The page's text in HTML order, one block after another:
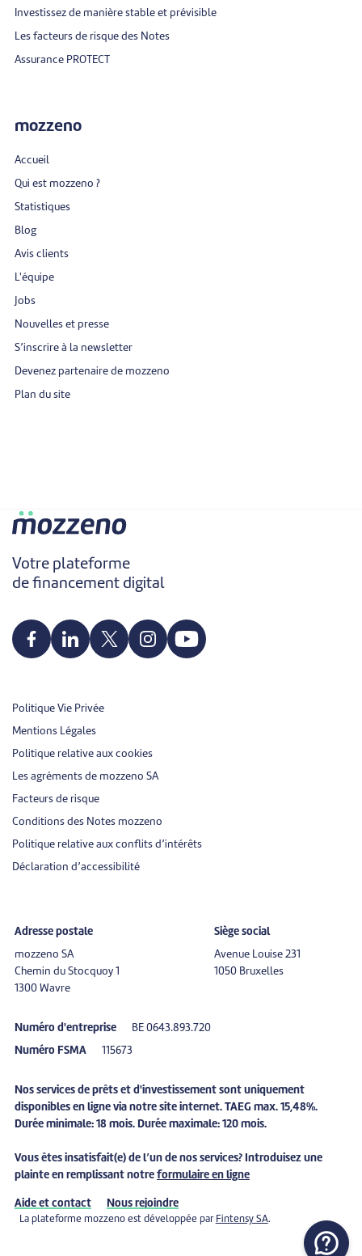
Investissez de manière stable et prévisible
Les facteurs de risque des Notes
Assurance PROTECT
mozzeno
Accueil
Qui est mozzeno ?
Statistiques
Blog
Avis clients
L'équipe
Jobs
Nouvelles et presse
S’inscrire à la newsletter
Devenez partenaire de mozzeno
Plan du site
Votre plateforme
de financement digital
Politique Vie Privée
Mentions Légales
Politique relative aux cookies
Les agréments de mozzeno SA
Facteurs de risque
Conditions des Notes mozzeno
Politique relative aux conflits d’intérêts
Déclaration d’accessibilité
Adresse postale
mozzeno SA
Chemin du Stocquoy 1
1300 Wavre
Siège social
Avenue Louise 231
1050 Bruxelles
Numéro d'entreprise BE 0643.893.720
Numéro FSMA 115673
Nos services de prêts et d'investissement sont uniquement
disponibles en ligne via notre site internet. TAEG max. 15,48%.
Durée minimale: 18 mois. Durée maximale: 120 mois.
Vous êtes insatisfait(e) de l’un de nos services? Introduisez une
plainte en remplissant notre formulaire en ligne
Aide et contact Nous rejoindre
La plateforme mozzeno est développée par Fintensy SA.